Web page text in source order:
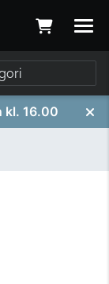
kl. 16.00